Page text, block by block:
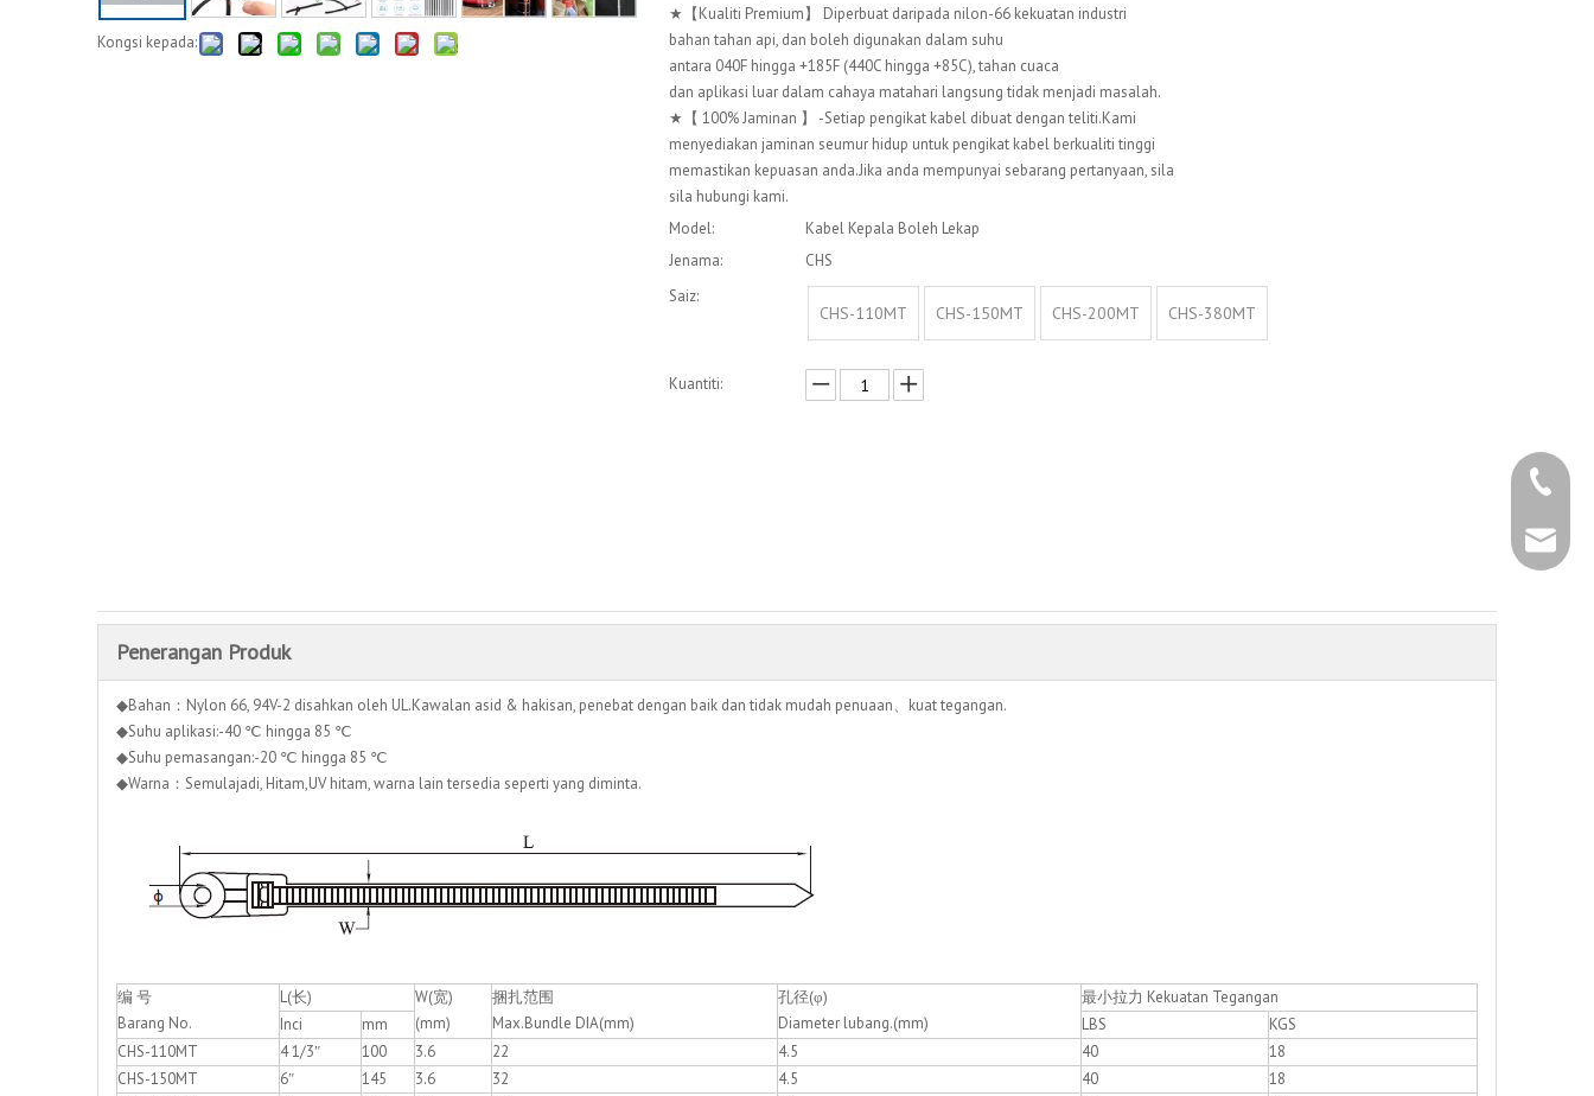
Kongsi kepada:
★【Kualiti Premium】 Diperbuat daripada nilon-66 kekuatan industri
bahan tahan api, dan boleh digunakan dalam suhu
antara 040F hingga +185F (440C hingga +85C), tahan cuaca
dan aplikasi luar dalam cahaya matahari langsung tidak menjadi masalah.
★【 100% Jaminan 】 -Setiap pengikat kabel dibuat dengan teliti.Kami
menyediakan jaminan seumur hidup untuk pengikat kabel berkualiti tinggi
memastikan kepuasan anda.Jika anda mempunyai sebarang pertanyaan, sila
sila hubungi kami.
Model:
Kabel Kepala Boleh Lekap
Jenama:
CHS
Saiz:
CHS-110MT CHS-150MT CHS-200MT CHS-380MT
Kuantiti:
Penerangan Produk
◆Bahan：Nylon 66, 94V-2 disahkan oleh UL.Kawalan asid & hakisan, penebat dengan baik dan tidak mudah penuaan、kuat tegangan.
◆Suhu aplikasi:-40 ℃ hingga 85 ℃
◆Suhu pemasangan:-20 ℃ hingga 85 ℃
◆Warna：Semulajadi, Hitam,UV hitam, warna lain tersedia seperti yang diminta.
编 号
Barang No.
L(长)
W(宽)
(mm)
捆扎范围
Max.Bundle DIA(mm)
孔径(φ)
Diameter lubang.(mm)
最小拉力 Kekuatan Tegangan
Inci
mm LBS
KGS
CHS-110MT
4 1/3″ 100 3.6 22 4.5 40
18
CHS-150MT
6″ 145 3.6 32 4.5 40
18
+86 -
+86 -